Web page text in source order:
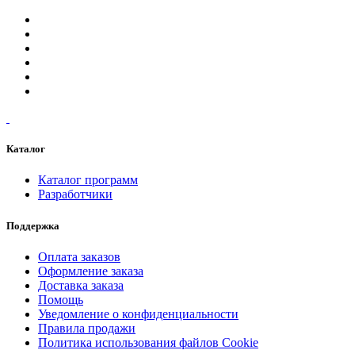
Каталог
Каталог программ
Разработчики
Поддержка
Оплата заказов
Оформление заказа
Доставка заказа
Помощь
Уведомление о конфиденциальности
Правила продажи
Политика использования файлов Cookie